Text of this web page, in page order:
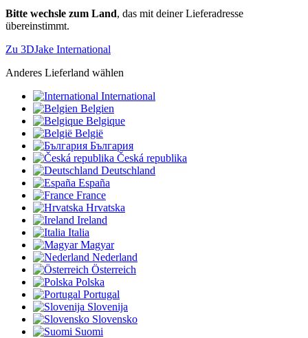
Bitte wechsle zum Land, das mit deiner Lieferadresse
übereinstimmt.
Zu 3DJake International
Anderes Lieferland wählen
International
Belgien
Belgique
België
България
Česká republika
Deutschland
España
France
Hrvatska
Ireland
Italia
Magyar
Nederland
Österreich
Polska
Portugal
Slovenija
Slovensko
Suomi